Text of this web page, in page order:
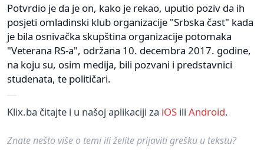
Potvrdio je da je on, kako je rekao, uputio poziv da ih
posjeti omladinski klub organizacije "Srbska čast" kada
je bila osnivačka skupština organizacije potomaka
"Veterana RS-a", održana 10. decembra 2017. godine,
na koju su, osim medija, bili pozvani i predstavnici
studenata, te političari.
Klix.ba čitajte i u našoj aplikaciji za iOS ili Android.
Znate nešto više o temi ili želite prijaviti grešku u tekstu?